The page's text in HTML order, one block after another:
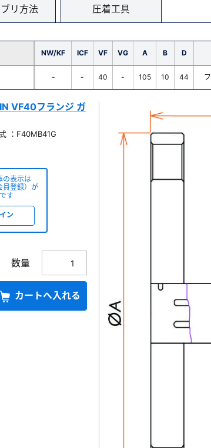
リ方法 圧着工具
NW/KF ICF VF VG A B D
- - 40 - 105 10 44
VF40フランジ ガ
：F40MB41G
の表示は
員登録）が
す
ン
数量
カートへ入れる